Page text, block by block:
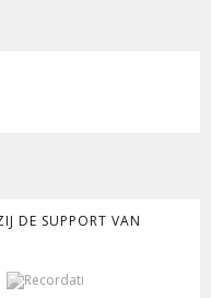
DE SUPPORT VAN